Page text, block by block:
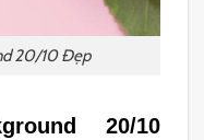
20/10 Đẹp
20/10